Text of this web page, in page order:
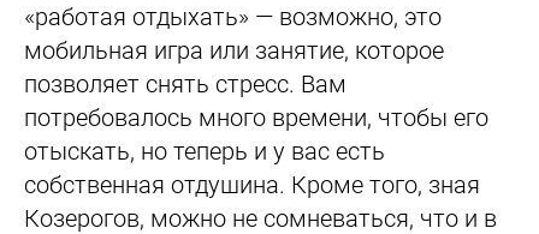
«работая отдыхать» — возможно, это
мобильная игра или занятие, которое
позволяет снять стресс. Вам
потребовалось много времени, чтобы его
отыскать, но теперь и у вас есть
собственная отдушина. Кроме того, зная
Козерогов, можно не сомневаться, что и в